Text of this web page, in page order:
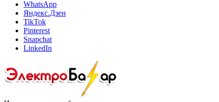
WhatsApp
Яндекс.Дзен
TikTok
Pinterest
Snapchat
LinkedIn